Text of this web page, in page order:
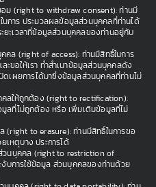
อม (right to withdraw consent): ท่านมี
นการ ประมวลผลข้อมูลส่วนบุคคลที่ท่านได้
ยะเวลาที่ข้อมูลส่วนบุคคลของท่านอยู่กับ
คล (right of access): ท่านมีสิทธิ์ในการ
ขอให้เรา ทำสำเนาข้อมูลส่วนบุคคลดัง
ดเผยการได้มาซึ่งข้อมูลส่วนบุคคลที่ท่านไม่
คลให้ถูกต้อง (right to rectification):
มูลที่ไม่ถูกต้อง หรือ เพิ่มเติมข้อมูลที่ไม่
(right to erasure): ท่านมีสิทธิ์ในการขอ
เหตุบาง ประการได้
วนบุคคล (right to restriction of
งับการใช้ข้อมูล ส่วนบุคคลของท่านด้วย